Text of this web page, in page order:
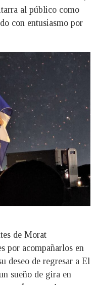
al público como
con entusiasmo por
de Morat
por acompañarlos en
deseo de regresar a El
sueño de gira en